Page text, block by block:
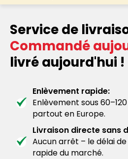
Service de
Commandé
livré aujourd'hui !
Enlèvement rapide:
Enlèvement sous
partout en Europe.
Livraison directe sans
Aucun arrêt – le délai
rapide du marché.